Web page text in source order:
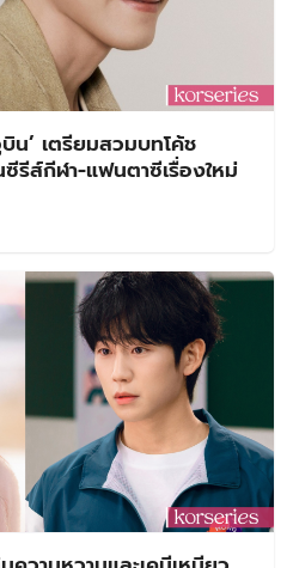
น’ เตรียมสวมบทโค้ช
รีส์กีฬา-แฟนตาซีเรื่องใหม่